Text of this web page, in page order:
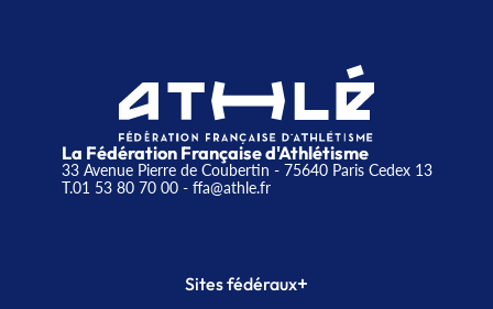
La Fédération Française d'Athlétisme
33 Avenue Pierre de Coubertin - 75640 Paris Cedex 13
T.01 53 80 70 00- ffa@athle.fr
Sites fédéraux+